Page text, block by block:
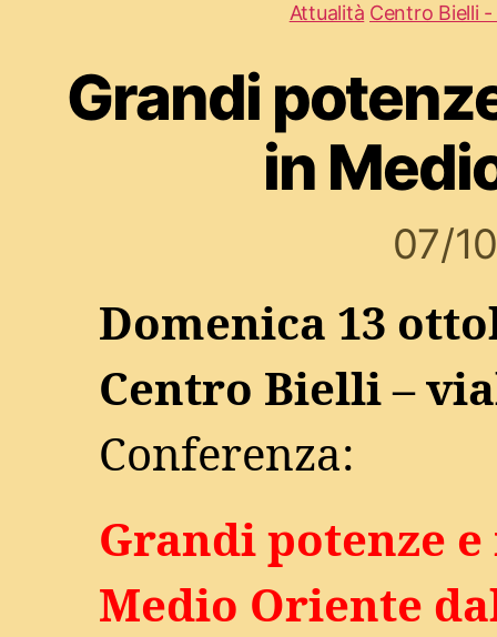
Attualità Centro Bielli
Grandi
in
07/
Domenica 13
Centro Bielli –
Conferenza:
Grandi potenze
Medio Oriente